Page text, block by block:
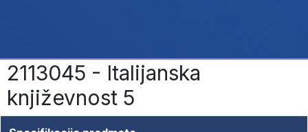
2113045 - Italijanska
književnost 5